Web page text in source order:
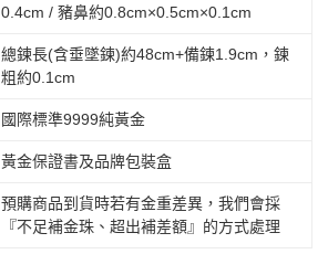
0.4cm / 豬鼻約0.8cm×0.5cm×0.1cm
總鍊長(含垂墜鍊)約48cm+備鍊1.9cm，鍊
粗約0.1cm
國際標準9999純黃金
黃金保證書及品牌包裝盒
預購商品到貨時若有金重差異，我們會採
『不足補金珠、超出補差額』的方式處理